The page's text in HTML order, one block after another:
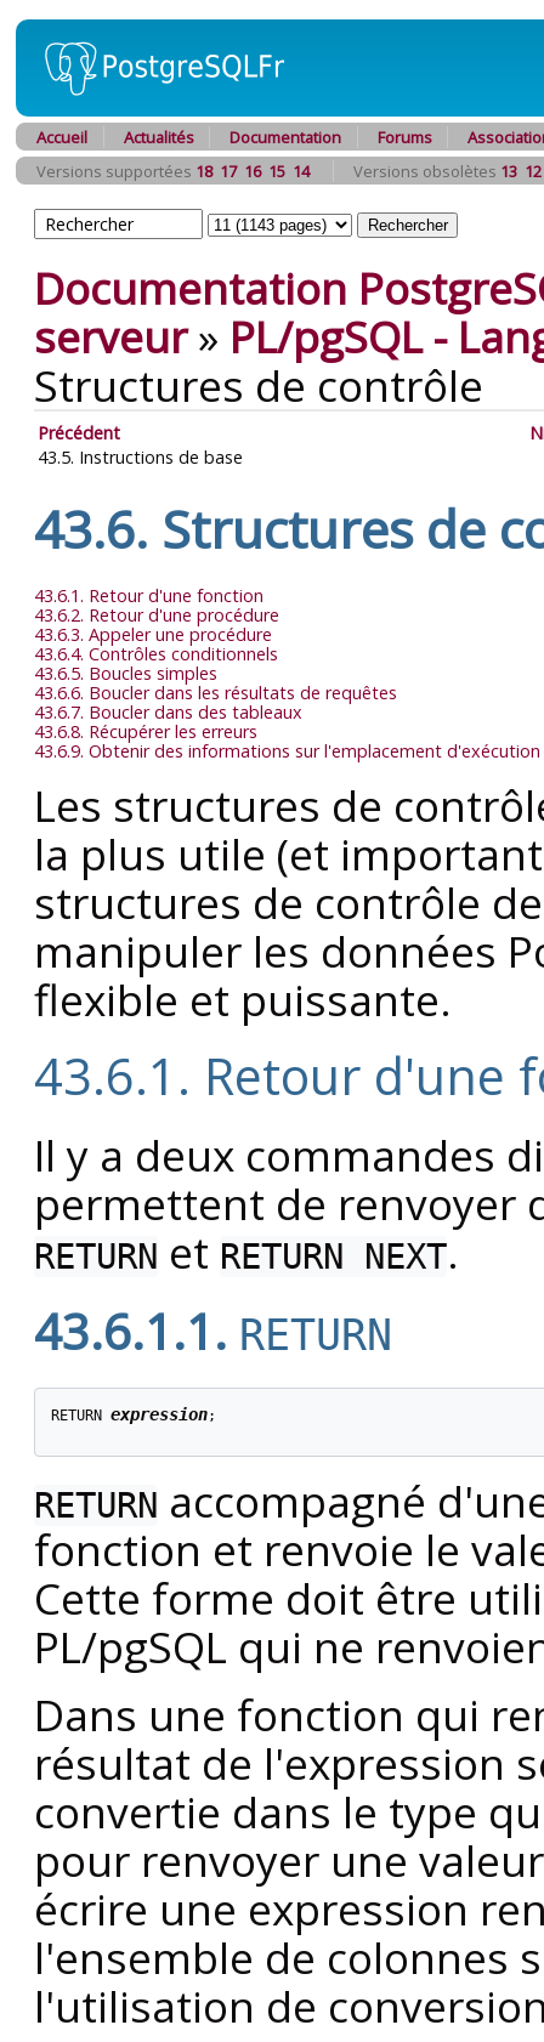
Accueil Actualités Documentation Forums
Versions supportées 18 17 16 15 14 Versions obsolètes 13 12
Documentation
serveur» PL/pgSQL-
Structures de contrôle
Précédent
43.5. Instructions de base
43.6. Structures de
43.6.1. Retour d'une fonction
43.6.2. Retour d'une procédure
43.6.3. Appeler une procédure
43.6.4. Contrôles conditionnels
43.6.5. Boucles simples
43.6.6. Boucler dans les résultats de requêtes
43.6.7. Boucler dans des tableaux
43.6.8. Récupérer les erreurs
43.6.9. Obtenir des informations sur l'emplacement d'exécution
Les structures de
la plus utile (et
structures de contrôle
manipuler les données
flexible et puissante.
43.6.1. Retour d'une
Il y a deux commandes
permettent de renvoyer
RETURN et RETURN NEXT.
43.6.1.1. RETURN
RETURN expression;
RETURN accompagné
fonction et renvoie le
Cette forme doit être
PL/pgSQL qui ne
Dans une fonction qui
résultat de l'expression
convertie dans le type
pour renvoyer une
écrire une expression
l'ensemble de colonnes
l'utilisation de